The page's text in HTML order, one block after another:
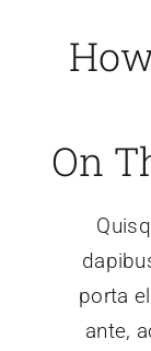
On
porta
ante,